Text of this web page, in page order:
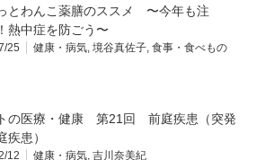
とわんこ薬膳のススメ 〜今年も注
熱中症を防ごう〜
25 健康・病気 境谷真佐子 食事・食べもの
の医療・健康 第21回 前庭疾患（突発
疾患）
12 健康・病気 吉川奈美紀